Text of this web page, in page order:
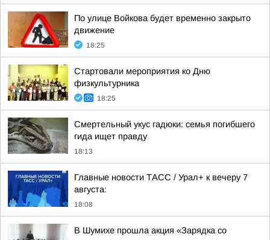
По улице Войкова будет временно закрыто
движение
18:25
Стартовали мероприятия ко Дню
физкультурника
18:25
Смертельный укус гадюки: семья погибшего
гида ищет правду
18:13
Главные новости ТАСС / Урал+ к вечеру 7
августа:
18:08
В Шумихе прошла акция «Зарядка со